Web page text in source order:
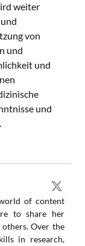
weiter
von
und
und
und
of content
to share her
Over the
in research,